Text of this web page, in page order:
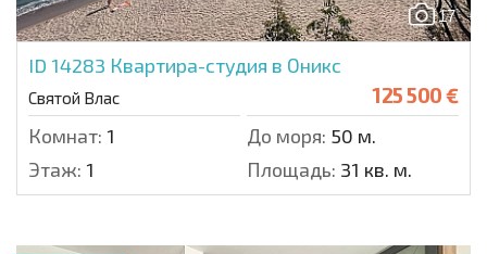
17
ID 14283 Квартира-студия в Оникс
Святой Влас 125 500 €
Комнат: 1 До моря: 50 м.
Этаж: 1 Площадь: 31 кв. м.